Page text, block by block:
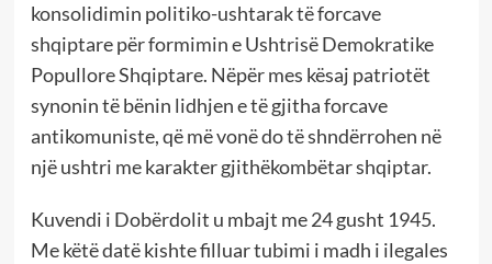
konsolidimin politiko-ushtarak të forcave
shqiptare për formimin e Ushtrisë Demokratike
Popullore Shqiptare. Nëpër mes kësaj patriotët
synonin të bënin lidhjen e të gjitha forcave
antikomuniste, që më vonë do të shndërrohen në
një ushtri me karakter gjithëkombëtar shqiptar.
Kuvendi i Dobërdolit u mbajt me 24 gusht 1945.
Me këtë datë kishte filluar tubimi i madh i ilegales